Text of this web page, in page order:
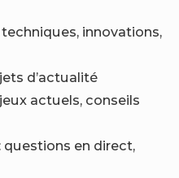
techniques, innovations,
d’actualité
actuels, conseils
: questions en direct,